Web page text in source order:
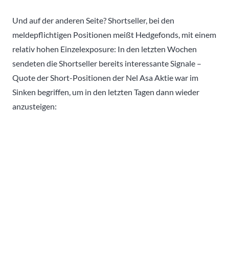
Und auf der anderen Seite? Shortseller, bei den
meldepflichtigen Positionen meißt Hedgefonds, mit einem
relativ hohen Einzelexposure: In den letzten Wochen
sendeten die Shortseller bereits interessante Signale –
Quote der Short-Positionen der Nel Asa Aktie war im
Sinken begriffen, um in den letzten Tagen dann wieder
anzusteigen: